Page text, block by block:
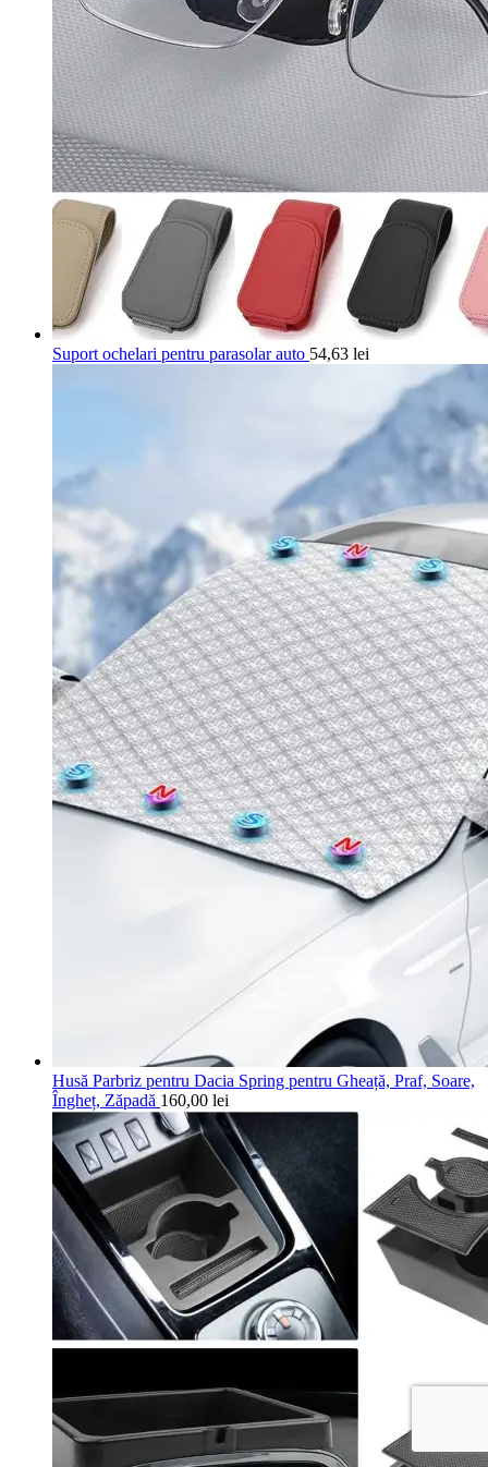
Suport ochelari pentru parasolar auto 54,63 lei
Husă Parbriz pentru Dacia Spring pentru Gheață, Praf, Soare,
Îngheț, Zăpadă 160,00 lei